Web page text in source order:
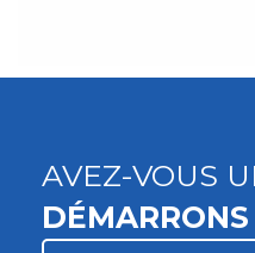
AVEZ-VOUS